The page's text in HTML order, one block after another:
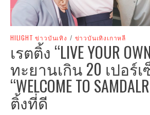
HILIGHT ข่าวบันเทิง / ข่าวบันเทิงเกาหลี
เรตติ้ง “LIVE YOUR
ทะยานเกิน 20 เปอร์
“WELCOME TO
ติ้งที่ดี